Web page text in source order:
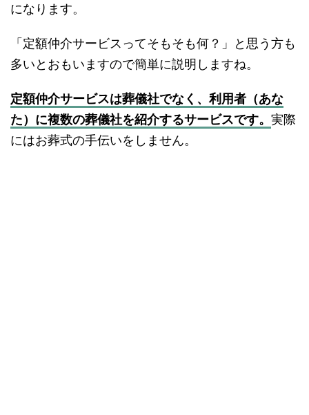
になります。
「定額仲介サービスってそもそも何？」と思う方も
多いとおもいますので簡単に説明しますね。
定額仲介サービスは葬儀社でなく、利用者（あな
た）に複数の葬儀社を紹介するサービスです。 実際
にはお葬式の手伝いをしません。